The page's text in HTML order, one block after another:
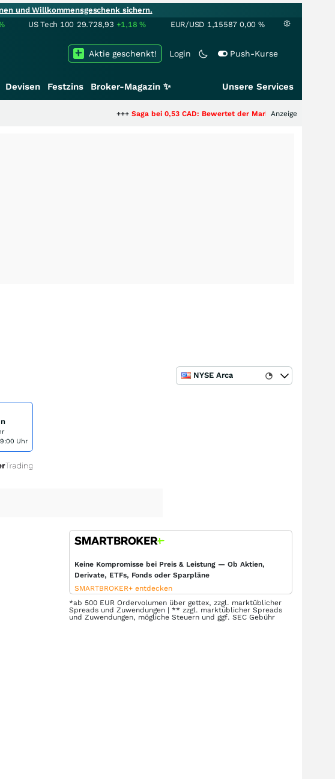
und Willkommensgeschenk sichern.
US Tech 100 29.728,93 +1,18% EUR/USD 1,15587 0,00 %
Login Push-Kurse
Aktie geschenkt!
Devisen Festzins Broker-Magazin ✨ Unsere Services
Saga bei 0,53 CAD: Bewertet der Markt noch immer nur die Hälfte
Anzeige
NYSE Arca
Uhr
Keine Kompromisse bei Preis & Leistung — Ob Aktien,
Derivate, ETFs, Fonds oder Sparpläne
SMARTBROKER+ entdecken
*ab 500 EUR Ordervolumen über gettex, zzgl. marktüblicher
Spreads und Zuwendungen | ** zzgl. marktüblicher Spreads
und Zuwendungen, mögliche Steuern und ggf. SEC Gebühr